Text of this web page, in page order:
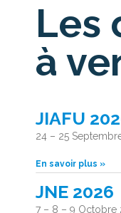
Les
à
JIAFU
24 – 25
En savoir plus »
JNE 2026
7 – 8 – 9 Octobre